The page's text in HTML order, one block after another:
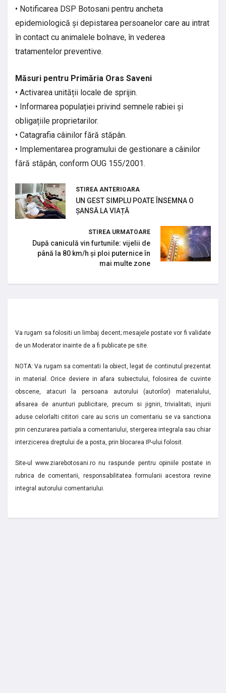
• Notificarea DSP Botosani pentru ancheta
epidemiologică și depistarea persoanelor care au intrat
în contact cu animalele bolnave, în vederea
tratamentelor preventive.
Măsuri pentru Primăria Oras Saveni
• Activarea unității locale de sprijin.
• Informarea populației privind semnele rabiei și
obligațiile proprietarilor.
• Catagrafia câinilor fără stăpân.
• Implementarea programului de gestionare a câinilor
fără stăpân, conform OUG 155/2001.
STIREA ANTERIOARA
UN GEST SIMPLU POATE ÎNSEMNA O
ȘANSĂ LA VIAȚĂ
STIREA URMATOARE
După caniculă vin furtunile: vijelii de
până la 80 km/h și ploi puternice în
mai multe zone
Va rugam sa folositi un limbaj decent; mesajele postate vor fi validate
de un Moderator inainte de a fi publicate pe site.
NOTA: Va rugam sa comentati la obiect, legat de continutul prezentat
in material. Orice deviere in afara subiectului, folosirea de cuvinte
obscene, atacuri la persoana autorului (autorilor) materialului,
afisarea de anunturi publicitare, precum si jigniri, trivialitati, injurii
aduse celorlalti cititori care au scris un comentariu se va sanctiona
prin cenzurarea partiala a comentariului, stergerea integrala sau chiar
interzicerea dreptului de a posta, prin blocarea IP-ului folosit.
Site-ul www.ziarebotosani.ro nu raspunde pentru opiniile postate in
rubrica de comentarii, responsabilitatea formularii acestora revine
integral autorului comentariului.